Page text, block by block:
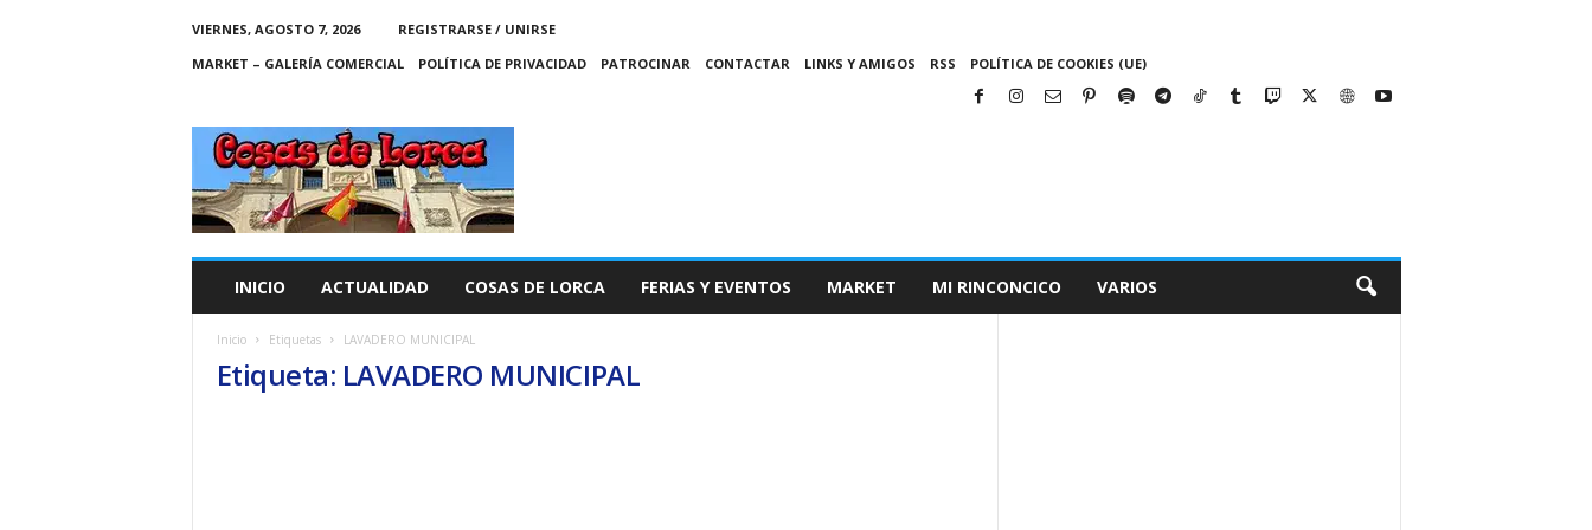
VIERNES, AGOSTO 7, 2026
REGISTRARSE / UNIRSE
MARKET – GALERÍA COMERCIAL
POLÍTICA DE PRIVACIDAD PATROCINAR CONTACTAR LINKS Y AMIGOS RSS POLÍTICA DE COOKIES (UE)
C
A
S
INICIO ACTUALIDAD COSAS DE LORCA FERIAS Y EVENTOS MARKET MI RINCONCICO VARIOS
Inicio Etiquetas LAVADERO MUNICIPAL
Etiqueta: LAVADERO MUNICIPAL